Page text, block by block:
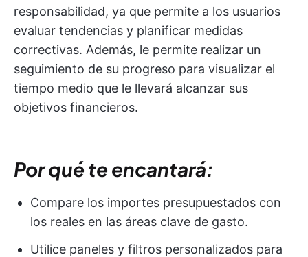
responsabilidad, ya que permite a los usuarios
evaluar tendencias y planificar medidas
correctivas. Además, le permite realizar un
seguimiento de su progreso para visualizar el
tiempo medio que le llevará alcanzar sus
objetivos financieros.
Por qué te encantará:
Compare los importes presupuestados con
los reales en las áreas clave de gasto.
Utilice paneles y filtros personalizados para